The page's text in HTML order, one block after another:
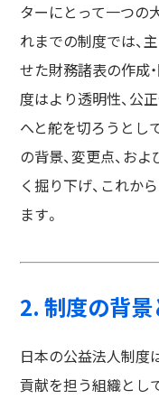
ターにとって一つの
れまでの制度では、
せた財務諸表の作成
度はより透明性、公
へと舵を切ろうとし
の背景、変更点、お
く掘り下げ、これか
ます。
2. 制度の背
日本の公益法人制度
貢献を担う組織とし